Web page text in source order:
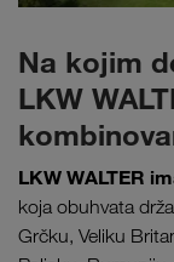
Na kojim
LKW
LKW WALTER
koja obuhvata
Grčku, Veliku